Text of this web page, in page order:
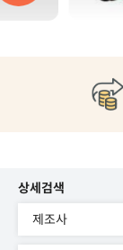
상세검색